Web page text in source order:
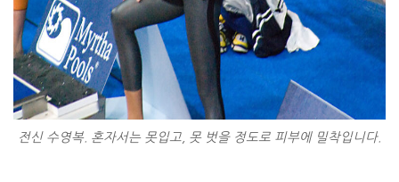
전신 수영복. 혼자서는 못입고, 못 벗을 정도로 피부에 밀착입니다.